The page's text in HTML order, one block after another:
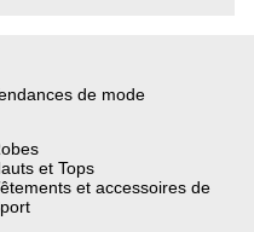
de mode
et Tops
et accessoires de